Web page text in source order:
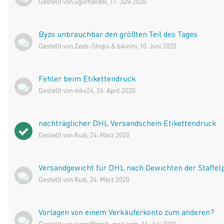
Byzo unbrauchbar den größten Teil des Tages
Gestellt von Zeeb-Shops & bikinini, 10. Juni 2020
Fehler beim Etikettendruck
Gestellt von mkv24, 26. April 2020
nachträglicher DHL Versandschein Etikettendruck
Gestellt von Rudi, 24. März 2020
Versandgewicht für DHL nach Gewichten der
Gestellt von Rudi, 24. März 2020
Vorlagen von einem Verkäuferkonto zum anderen?